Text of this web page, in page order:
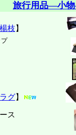
旅行用品―小
枝 】
グ】
ス